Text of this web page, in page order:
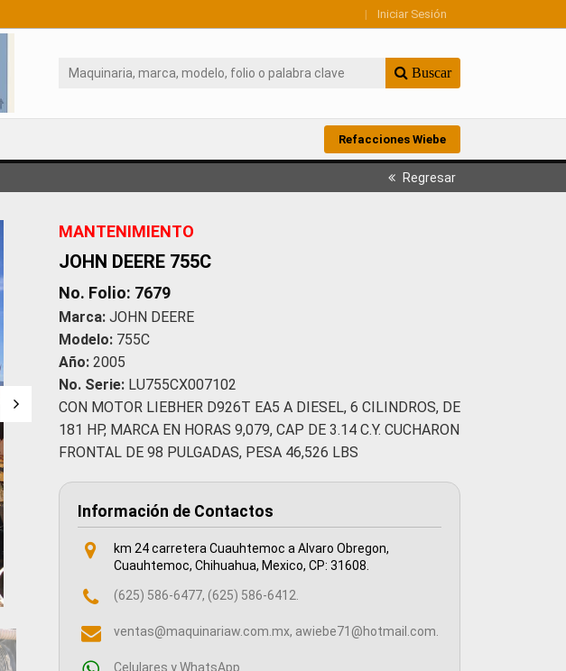
| Iniciar Sesión
Buscar
Refacciones Wiebe
Regresar
MANTENIMIENTO
JOHN DEERE 755C
No. Folio: 7679
Marca: JOHN DEERE
Modelo: 755C
Año: 2005
No. Serie: LU755CX007102
CON MOTOR LIEBHER D926T EA5 A DIESEL, 6 CILINDROS, DE
181 HP, MARCA EN HORAS 9,079, CAP DE 3.14 C.Y. CUCHARON
FRONTAL DE 98 PULGADAS, PESA 46,526 LBS
Información de Contactos
km 24 carretera Cuauhtemoc a Alvaro Obregon,
Cuauhtemoc, Chihuahua, Mexico, CP: 31608.
(625) 586-6477, (625) 586-6412.
ventas@maquinariaw.com.mx, awiebe71@hotmail.com.
Celulares y WhatsApp